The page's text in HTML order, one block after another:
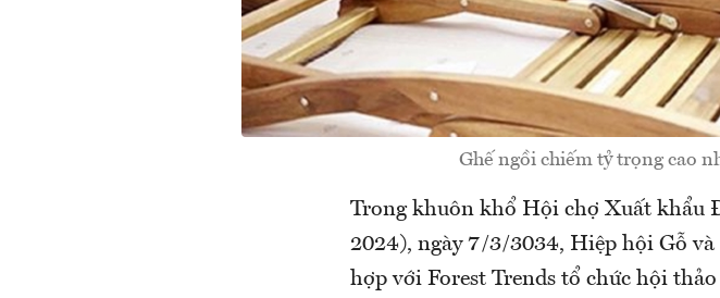
Ghế ngồi chiếm tỷ trọng cao
Trong khuôn khổ Hội chợ Xuất khẩu
2024), ngày 7/3/3034, Hiệp hội Gỗ
hợp với Forest Trends tổ chức hội